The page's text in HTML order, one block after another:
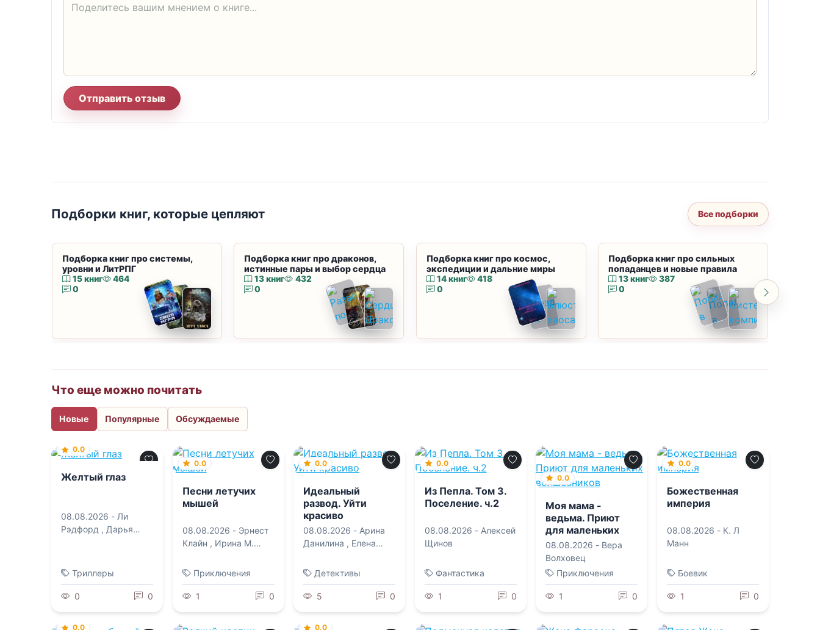
Отправить отзыв
Подборки книг, которые цепляют Все подборки
Подборка книг про системы,
уровни и ЛитРПГ
15 книг
464
0
Подборка книг про драконов,
истинные пары и выбор сердца
13 книг
432
0
Подборка книг про космос,
экспедиции и дальние миры
14 книг
418
0
Подборка книг про сильных
попаданцев и новые правила
13 книг
387
0
Что еще можно почитать
Новые Популярные Обсуждаемые
0.0
Желтый глаз
08.08.2026 - Ли
Рэдфорд , Дарья
Триллеры
0 0
0.0
Песни летучих
мышей
08.08.2026 - Эрнест
Клайн , Ирина М.
Приключения
1 0
0.0
Идеальный
развод. Уйти
красиво
08.08.2026 - Арина
Данилина , Елена
Детективы
5 0
0.0
Из Пепла. Том 3.
Поселение. ч.2
08.08.2026 - Алексей
Щинов
Фантастика
1 0
0.0
Моя мама -
ведьма. Приют
для маленьких
волшебников
08.08.2026 - Вера
Волховец
Приключения
1 0
0.0
Божественная
империя
08.08.2026 - К. Л
Манн
Боевик
1 0
0.0 0.0